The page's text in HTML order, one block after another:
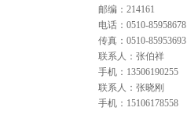
邮编：214161
电话：0510-85958678
传真：0510-85953693
联系人：张伯祥
手机：13506190255
联系人：张晓刚
手机：15106178558